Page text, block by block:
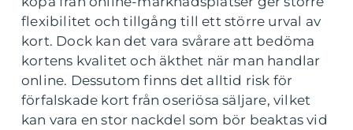
flexibilitet och tillgång till ett större urval av
kort. Dock kan det vara svårare att bedöma
kortens kvalitet och äkthet när man handlar
online. Dessutom finns det alltid risk för
förfalskade kort från oseriösa säljare, vilket
kan vara en stor nackdel som bör beaktas vid